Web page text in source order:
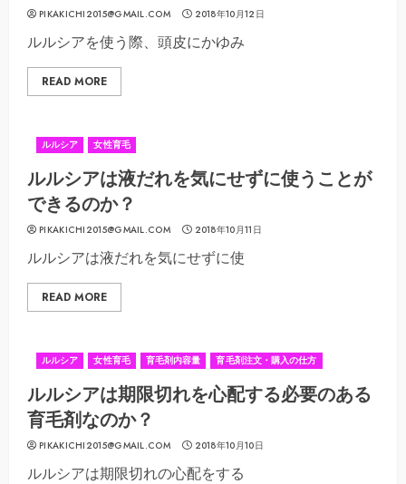
PIKAKICHI2015@GMAIL.COM 2018年10月12日
ルルシアを使う際、頭皮にかゆみ
READ MORE
ルルシア 女性育毛
ルルシアは液だれを気にせずに使うことが
できるのか？
PIKAKICHI2015@GMAIL.COM 2018年10月11日
ルルシアは液だれを気にせずに使
READ MORE
ルルシア 女性育毛 育毛剤内容量 育毛剤注文・購入の仕方
ルルシアは期限切れを心配する必要のある
育毛剤なのか？
PIKAKICHI2015@GMAIL.COM 2018年10月10日
ルルシアは期限切れの心配をする